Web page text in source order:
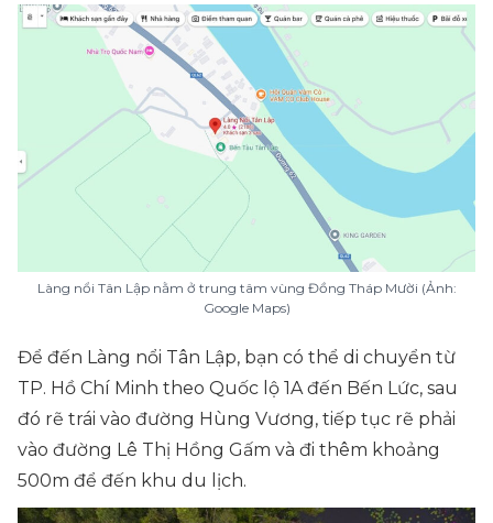
Làng nổi Tân Lập nằm ở trung tâm vùng Đồng Tháp Mười (Ảnh:
Google Maps)
Để đến Làng nổi Tân Lập, bạn có thể di chuyển từ
TP. Hồ Chí Minh theo Quốc lộ 1A đến Bến Lức, sau
đó rẽ trái vào đường Hùng Vương, tiếp tục rẽ phải
vào đường Lê Thị Hồng Gấm và đi thêm khoảng
500m để đến khu du lịch.